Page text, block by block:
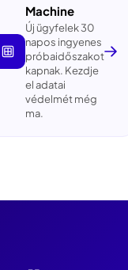
Machine
Új ügyfelek 30
napos ingyenes
próbaidőszakot
kapnak. Kezdje
el adatai
védelmét még
ma.